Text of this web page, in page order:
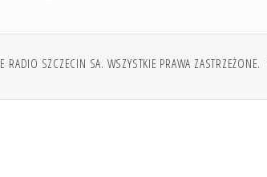
SZCZECIN SA. WSZYSTKIE PRAWA ZASTRZEŻONE.